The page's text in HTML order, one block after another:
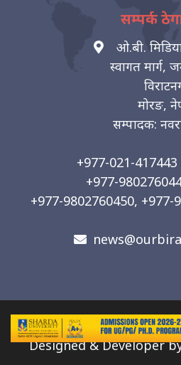
सम्पर्क
ओ.बी.
स्वागत मार्ग,
मोरङ,
सम्पादक:
+977-021-417443
+977-
+977-9802760450, +977-
© 2026 | O.B.
Designed & Developer